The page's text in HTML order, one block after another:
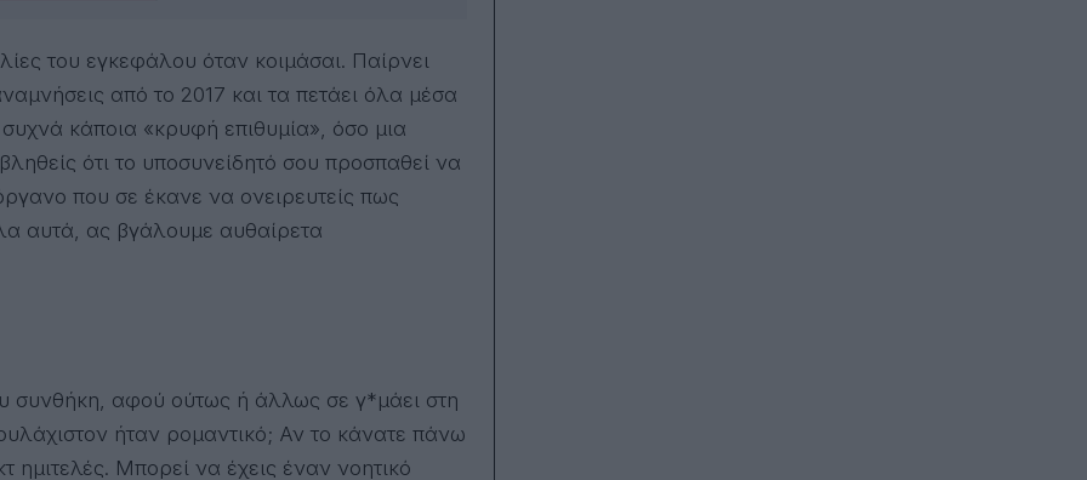
του εγκεφάλου όταν κοιμάσαι. Παίρνει
από το 2017 και τα πετάει όλα μέσα
κάποια «κρυφή επιθυμία», όσο μια
ότι το υποσυνείδητό σου προσπαθεί να
που σε έκανε να ονειρευτείς πως
αυτά, ας βγάλουμε αυθαίρετα
συνθήκη, αφού ούτως ή άλλως σε γ*μάει στη
ήταν ρομαντικό; Αν το κάνατε πάνω
ημιτελές. Μπορεί να έχεις έναν νοητικό